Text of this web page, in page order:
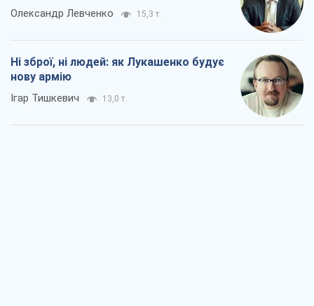
Олександр Левченко 15,3 т.
Ні зброї, ні людей: як Лукашенко будує
нову армію
Ігар Тишкевич 13,0 т.